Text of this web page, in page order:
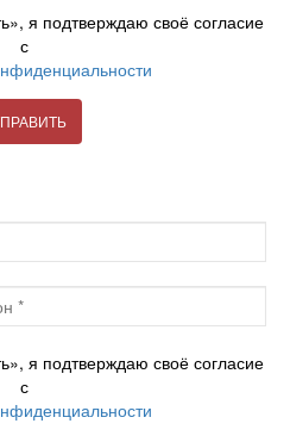
я подтверждаю своё согласие
с
я подтверждаю своё согласие
с